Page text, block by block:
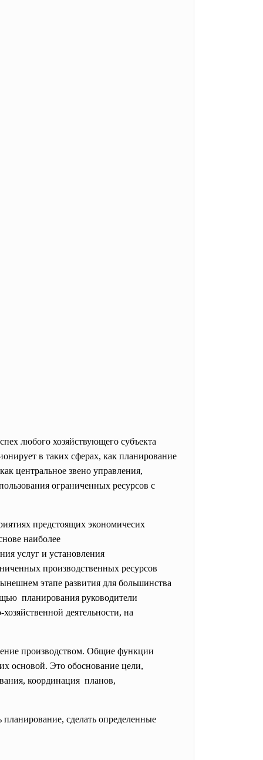
любого хозяйствующего субъекта
в таких сферах, как планирование
центральное звено управления,
ограниченных ресурсов с
предстоящих экономичесих
наиболее
услуг и установления
производственных ресурсов
этапе развития для большинства
планирования руководители
деятельности, на
производством. Общие функции
основой. Это обоснование цели,
координация планов,
сделать определенные